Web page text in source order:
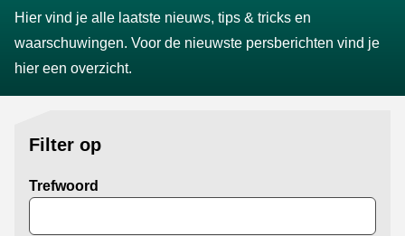
Hier vind je alle laatste nieuws, tips & tricks en
waarschuwingen. Voor de nieuwste persberichten vind je
hier een overzicht.
Filter op
Trefwoord